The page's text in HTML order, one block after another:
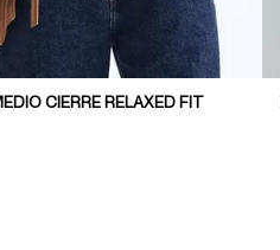
CIERRE RELAXED FIT